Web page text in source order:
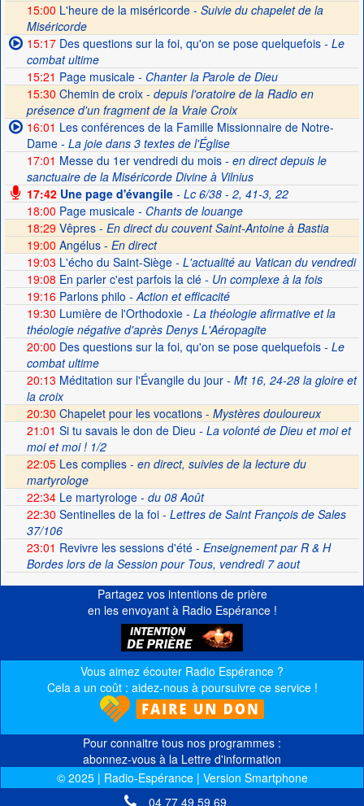
15:00 L'heure de la miséricorde - Suivie du chapelet de la
Miséricorde
15:17Des questions sur la foi, qu'on se pose quelquefois- Le
combat ultime
15:21 Page musicale- Chanter la Parole de Dieu
15:30 Chemin de croix - depuis l'oratoire de la Radio en
présence d'un fragment de la Vraie Croix
16:01 Les conférences de la Famille Missionnaire de Notre-
Dame- La joie dans 3 textes de l'Église
17:01 Messe du 1er vendredi du mois- en direct depuis le
sanctuaire de la Miséricorde Divine à Vilnius
17:42Une page d'évangile- Lc 6/38 - 2, 41-3, 22
18:00 Page musicale- Chants de louange
18:29 Vêpres - En direct du couvent Saint-Antoine à Bastia
19:00 Angélus - En direct
19:03 L'écho du Saint-Siège- L'actualité au Vatican du vendredi
19:08 En parler c'est parfois la clé- Un complexe à la fois
19:16Parlons philo - Action et efficacité
19:30 Lumière de l'Orthodoxie- La théologie afirmative et la
théologie négative d'après Denys L'Aéropagite
20:00 Des questions sur la foi, qu'on se pose quelquefois- Le
combat ultime
20:13 Méditation sur l'Évangile du jour- Mt 16, 24-28 la gloire et
la croix
20:30 Chapelet pour les vocations - Mystères douloureux
21:01 Si tu savais le don de Dieu - La volonté de Dieu et moi et
moi et moi ! 1/2
22:05Les complies - en direct, suivies de la lecture du
martyrologe
22:34Le martyrologe- du 08 Août
22:30 Sentinelles de la foi- Lettres de Saint François de Sales
37/106
23:01 Revivre les sessions d'été- Enseignement par R & H
Bordes lors de la Session pour Tous, vendredi 7 aout
Partagez vos intentions de prière
en les envoyant à Radio Espérance !
Vous aimez écouter Radio Espérance ?
Cela a un coût : aidez-nous à poursuivre ce service !
Pour connaitre tous nos programmes :
abonnez-vous à la Lettre d'information
© 2025 | Radio-Espérance | Version Smartphone
04 77 49 59 69